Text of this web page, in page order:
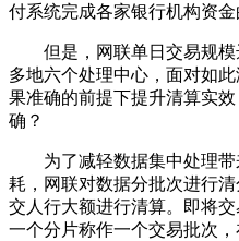
付系统完成各家银行机构资金
但是，网联单日交易规模
多地六个处理中心，面对如
果准确的前提下提升清算实
确？
为了减轻数据集中处理带
耗，网联对数据分批次进行
交人行大额进行清算。即将
一个分片称作一个交易批次